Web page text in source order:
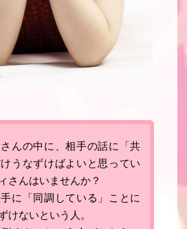
んの中に、相手の話に「共
うなずけばよいと思ってい
さんはいませんか？
に「同調している」ことに
けないという人。